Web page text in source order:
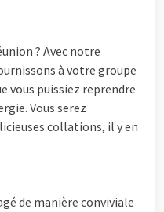
? Avec notre
à votre groupe
vous puissiez reprendre
Vous serez
collations, il y en
de manière conviviale